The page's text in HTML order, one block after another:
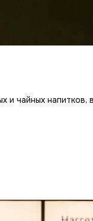
чайных напитков,